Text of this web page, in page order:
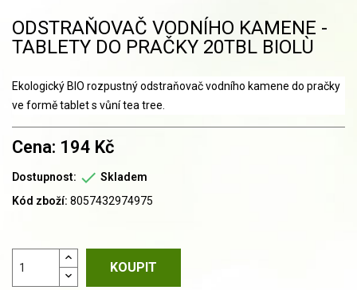
ODSTRAŇOVAČ VODNÍHO KAMENE -
TABLETY DO PRAČKY 20TBL BIOLÙ
Ekologický BIO rozpustný odstraňovač vodního kamene do pračky
ve formě tablet s vůní tea tree.
Cena: 194 Kč
Dostupnost:  Skladem
Kód zboží: 8057432974975
KOUPIT